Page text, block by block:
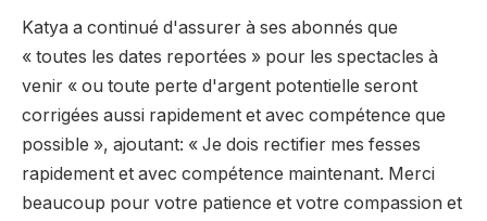
Katya a continué d'assurer à ses abonnés que
« toutes les dates reportées » pour les spectacles à
venir « ou toute perte d'argent potentielle seront
corrigées aussi rapidement et avec compétence que
possible », ajoutant: « Je dois rectifier mes fesses
rapidement et avec compétence maintenant. Merci
beaucoup pour votre patience et votre compassion et